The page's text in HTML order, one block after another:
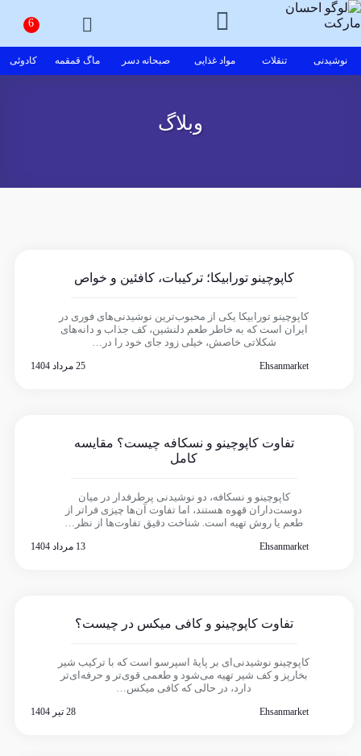
نوشیدنی تنقلات مواد غذایی صبحانه دسر ماگ قمقمه کادوئی
وبلاگ
کاپوچینو تورابیکا؛ ترکیبات، کافئین و خواص
کاپوچینو تورابیکا یکی از محبوب‌ترین نوشیدنی‌های فوری در
ایران است که به خاطر طعم دلنشین، کف جذاب و دانه‌های
شکلاتی خاصش، خیلی زود جای خود را در…
Ehsanmarket
تفاوت کاپوچینو و نسکافه چیست؟ مقایسه
کامل
کاپوچینو و نسکافه، دو نوشیدنی پرطرفدار در میان
دوست‌داران قهوه هستند، اما تفاوت آن‌ها چیزی فراتر از
طعم یا روش تهیه است. شناخت دقیق تفاوت‌ها از نظر…
Ehsanmarket
تفاوت کاپوچینو و کافی میکس در چیست؟
کاپوچینو نوشیدنی‌ای بر پایهٔ اسپرسو است که با ترکیب شیر
بخارپز و کف شیر تهیه می‌شود و طعمی قوی‌تر و حرفه‌ای‌تر
دارد، در حالی که کافی میکس…
Ehsanmarket